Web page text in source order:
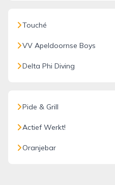
Touché
VV Apeldoornse Boys
Delta Phi Diving
Pide & Grill
Actief Werkt!
Oranjebar